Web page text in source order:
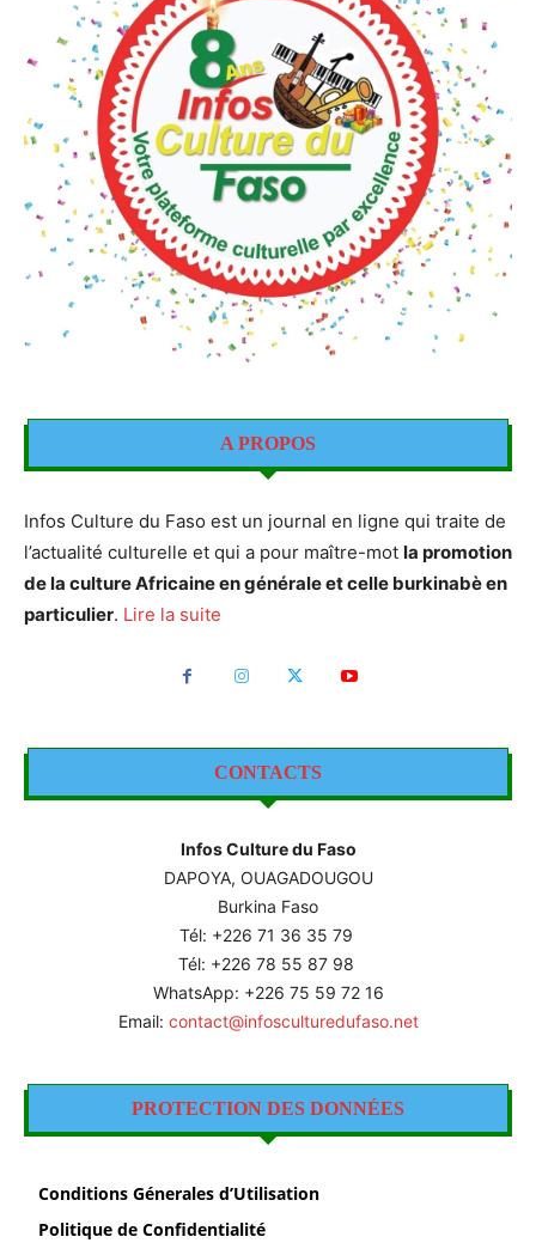
A PROPOS
Infos Culture du Faso est un journal en ligne qui traite de
l’actualité culturelle et qui a pour maître-mot la promotion
de la culture Africaine en générale et celle burkinabè en
particulier. Lire la suite
CONTACTS
Infos Culture du Faso
DAPOYA, OUAGADOUGOU
Burkina Faso
Tél: +226 71 36 35 79
Tél: +226 78 55 87 98
WhatsApp: +226 75 59 72 16
Email: contact@infosculturedufaso.net
PROTECTION DES DONNÉES
Conditions Génerales d’Utilisation
Politique de Confidentialité